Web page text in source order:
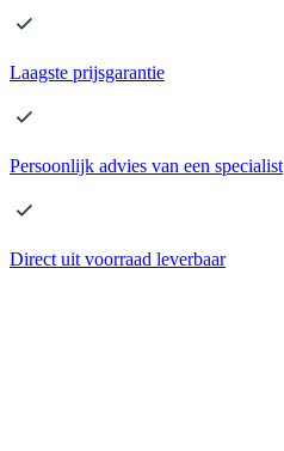
Laagste prijsgarantie
Persoonlijk advies van een specialist
Direct uit voorraad leverbaar